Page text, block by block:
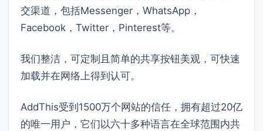
交渠道，包括Messenger，WhatsApp，
Facebook，Twitter，Pinterest等。
我们整洁，可定制且简单的共享按钮美观，可快速
加载并在网络上得到认可。
AddThis受到1500万个网站的信任，拥有超过20亿
的唯一用户，它们以六十多种语言在全球范围内共